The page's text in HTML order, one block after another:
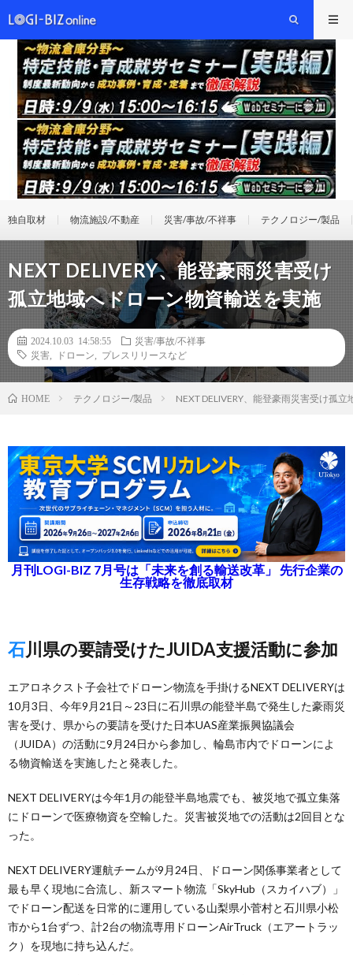
独自取材 物流施設/不動産 災害/事故/不祥事 テクノロジー/製品
NEXT DELIVERY、能登豪雨災害受け
孤立地域へドローン物資輸送を実施
2024.10.03 14:58:55
災害/事故/不祥事
災害
ドローン プレスリリースなど
HOME テクノロジー/製品 NEXT DELIVERY、能登豪雨災害受け孤
月刊LOGI-BIZ 7月号は「未来を創る輸送改革」 先行企業の
生存戦略を徹底取材
石川県の要請受けたJUIDA支援活動に参加
エアロネクスト子会社でドローン物流を手掛けるNEXT DELIVERYは
10月3日、今年9月21日～23日に石川県の能登半島で発生した豪雨災
害を受け、県からの要請を受けた日本UAS産業振興協議会
（JUIDA）の活動に9月24日から参加し、輪島市内でドローンによ
る物資輸送を実施したと発表した。
NEXT DELIVERYは今年1月の能登半島地震でも、被災地で孤立集落
にドローンで医療物資を空輸した。災害被災地での活動は2回目とな
った。
NEXT DELIVERY運航チームが9月24日、ドローン関係事業者として
最も早く現地に合流し、新スマート物流「SkyHub（スカイハブ）」
でドローン配送を日常的に運用している山梨県小菅村と石川県小松
市から1台ずつ、計2台の物流専用ドローンAirTruck（エアートラッ
ク）を現地に持ち込んだ。